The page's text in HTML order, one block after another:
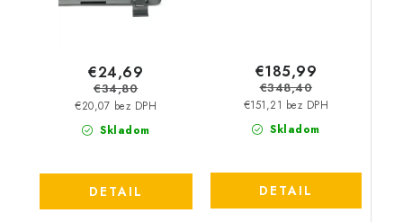
Skladom
€20,07 bez DPH
€24,69
€34,80
DETAIL
Skladom
€151,21 bez DPH
€185,99
€348,40
DETAIL